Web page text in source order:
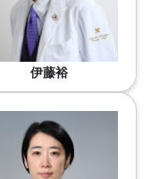
伊藤裕